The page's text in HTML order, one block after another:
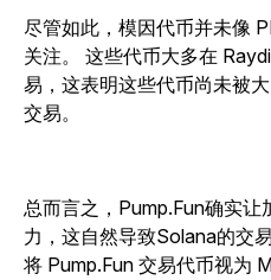
尽管如此，模因代币并未像
关注。
这些代币大多在
易 ，这表明这些代币尚未被
交易。
总而言之，Pump.Fun确实让
力，这自然导致Solana的交
将 Pump.Fun 交易代币视为